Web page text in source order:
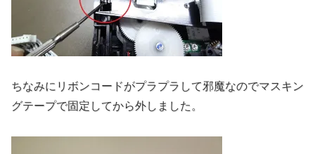
ちなみにリボンコードがプラプラして邪魔なのでマスキン
グテープで固定してから外しました。